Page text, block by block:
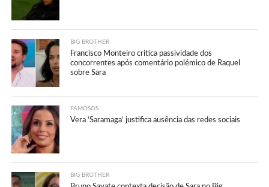
BIG BROTHER
Francisco Monteiro critica passividade dos
concorrentes após comentário polémico de Raquel
sobre Sara
FAMOSOS
Vera ‘Saramaga’ justifica ausência das redes sociais
BIG BROTHER